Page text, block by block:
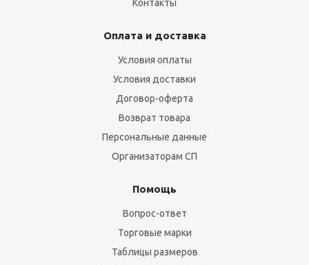
Контакты
Оплата и доставка
Условия оплаты
Условия доставки
Договор-оферта
Возврат товара
Персональные данные
Организаторам СП
Помощь
Вопрос-ответ
Торговые марки
Таблицы размеров